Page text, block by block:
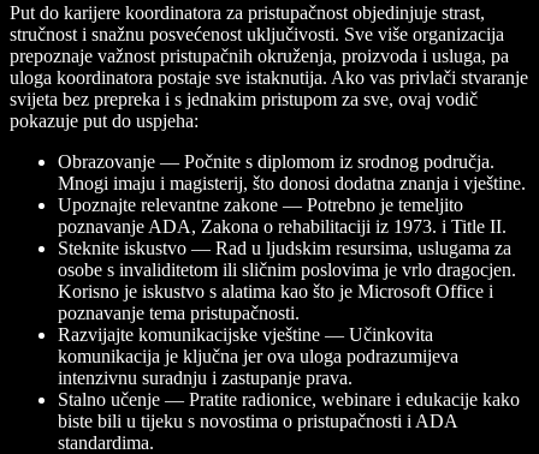
Put do karijere koordinatora za pristupačnost objedinjuje strast,
stručnost i snažnu posvećenost uključivosti. Sve više organizacija
prepoznaje važnost pristupačnih okruženja, proizvoda i usluga, pa
uloga koordinatora postaje sve istaknutija. Ako vas privlači stvaranje
svijeta bez prepreka i s jednakim pristupom za sve, ovaj vodič
pokazuje put do uspjeha:
Obrazovanje — Počnite s diplomom iz srodnog područja.
Mnogi imaju i magisterij, što donosi dodatna znanja i vještine.
Upoznajte relevantne zakone — Potrebno je temeljito
poznavanje ADA, Zakona o rehabilitaciji iz 1973. i Title II.
Steknite iskustvo — Rad u ljudskim resursima, uslugama za
osobe s invaliditetom ili sličnim poslovima je vrlo dragocjen.
Korisno je iskustvo s alatima kao što je Microsoft Office i
poznavanje tema pristupačnosti.
Razvijajte komunikacijske vještine — Učinkovita
komunikacija je ključna jer ova uloga podrazumijeva
intenzivnu suradnju i zastupanje prava.
Stalno učenje — Pratite radionice, webinare i edukacije kako
biste bili u tijeku s novostima o pristupačnosti i ADA
standardima.